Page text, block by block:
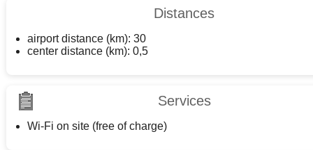
Distances
airport distance (km): 30
center distance (km): 0,5
Services
Wi-Fi on site (free of charge)